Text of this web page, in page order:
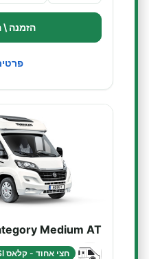
הזמנה
Medium AT
חצי אחוד - קלאס SI